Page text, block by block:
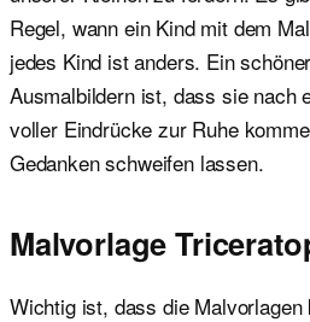
Regel, wann ein Kind mit dem
jedes Kind ist anders. Ein
Ausmalbildern ist, dass sie nach
voller Eindrücke zur Ruhe
Gedanken schweifen lassen.
Malvorlage
Wichtig ist, dass die